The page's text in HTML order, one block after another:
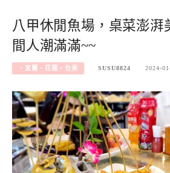
八甲休閒魚場，桌菜澎湃
間人潮滿滿~~
‧宜蘭、花蓮、台東 SUSU8824 2024-